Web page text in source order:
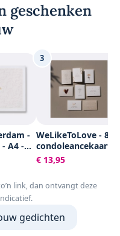
geschenken
-
A4 -
of
3
WeLikeToLove - 8x
- Rouwkaarten -
condoleance
envelop - Sterkte &
€ 13,95
link, dan ontvangt deze
gedichten